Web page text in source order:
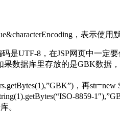
，表示使用
UTF-8，在JSP网页中一定要
数据库里存放的是GBK数据
，再
8859-
。